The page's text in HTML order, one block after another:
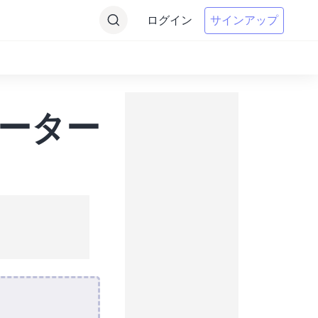
ログイン サインアップ
ター